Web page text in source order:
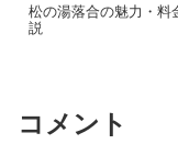
松の湯落合の魅力・料
説
コメント